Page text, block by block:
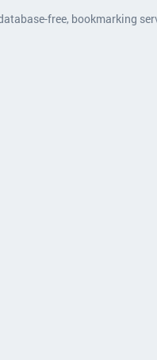
free, bookmarking